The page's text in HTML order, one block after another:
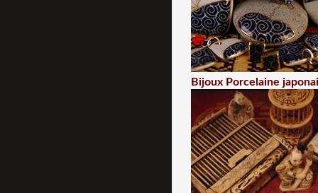
Bijoux Porcelaine